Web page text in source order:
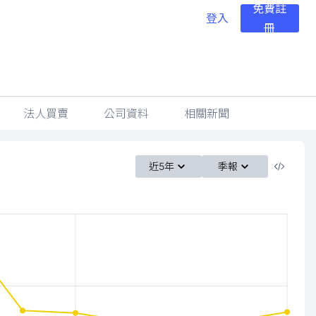
登入
免費註
冊
法人買賣 公司資料 相關新聞
近5年 季報